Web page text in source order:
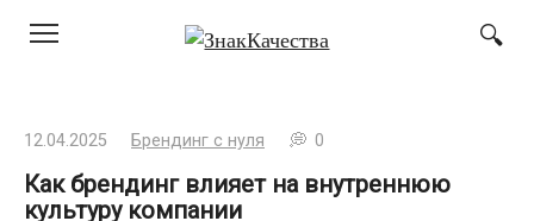
12.04.2025 Брендинг с нуля 0
Как брендинг влияет на внутреннюю
культуру компании